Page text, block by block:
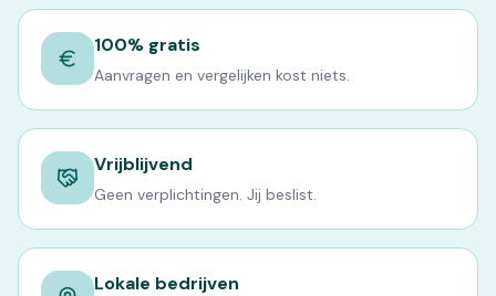
100% gratis
Aanvragen en vergelijken kost niets.
Vrijblijvend
Geen verplichtingen. Jij beslist.
Lokale bedrijven